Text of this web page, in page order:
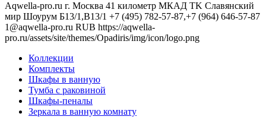
Aqwella-pro.ru г. Москва 41 километр МКАД TK Славянский
мир Шоурум Б13/1,В13/1 +7 (495) 782-57-87,+7 (964) 646-57-87
1@aqwella-pro.ru RUB https://aqwella-
pro.ru/assets/site/themes/Opadiris/img/icon/logo.png
Коллекции
Комплекты
Шкафы в ванную
Тумба с раковиной
Шкафы-пеналы
Зеркала в ванную комнату